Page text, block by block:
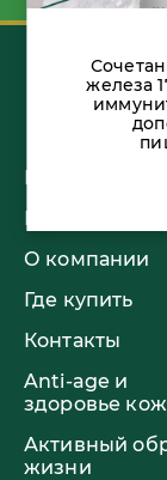
Продукция
Блог
О компании
Где купить
Контакты
Anti-age и
здоровье
Активный
жизни
железа